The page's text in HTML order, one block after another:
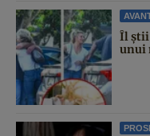
Îl știi
unui